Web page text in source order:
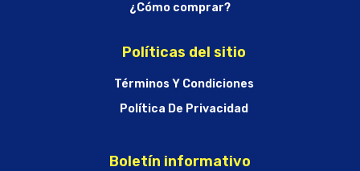
¿Cómo comprar?
Políticas del sitio
Términos Y Condiciones
Política De Privacidad
Boletín informativo